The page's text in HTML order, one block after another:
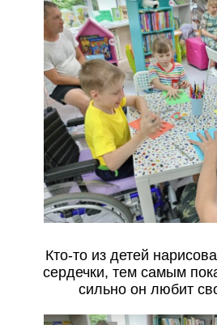
Кто-то из детей
сердечки, тем самым
сильно он любит